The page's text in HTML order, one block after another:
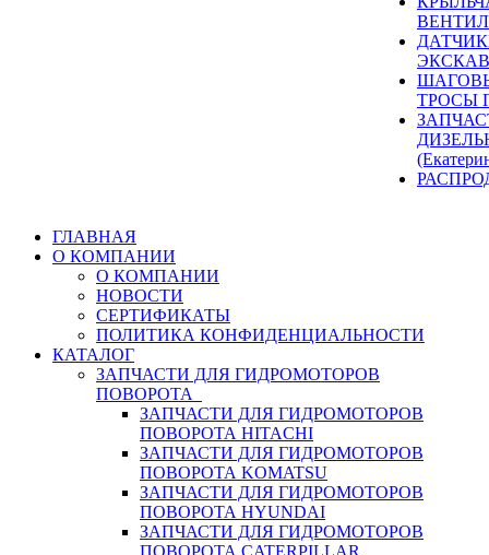
ТРОСЫ
ГЛАВНАЯ
О КОМПАНИИ
О КОМПАНИИ
НОВОСТИ
СЕРТИФИКАТЫ
ПОЛИТИКА КОНФИДЕНЦИАЛЬНОСТИ
КАТАЛОГ
ЗАПЧАСТИ ДЛЯ ГИДРОМОТОРОВ
ПОВОРОТА
ЗАПЧАСТИ ДЛЯ ГИДРОМОТОРОВ
ПОВОРОТА HITACHI
ЗАПЧАСТИ ДЛЯ ГИДРОМОТОРОВ
ПОВОРОТА KOMATSU
ЗАПЧАСТИ ДЛЯ ГИДРОМОТОРОВ
ПОВОРОТА HYUNDAI
ЗАПЧАСТИ ДЛЯ ГИДРОМОТОРОВ
ПОВОРОТА CATERPILLAR